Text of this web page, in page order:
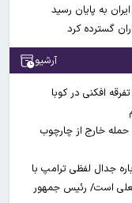
به پایان رسید
گسترده کرد
آرشیو
افکنی در کوبا
خارج از چارچوب
جدال لفظی ترامپ با
جعلی است/ رئیس جمهور